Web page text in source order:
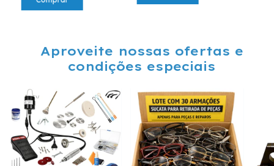
Aproveite nossas ofertas e
condições especiais